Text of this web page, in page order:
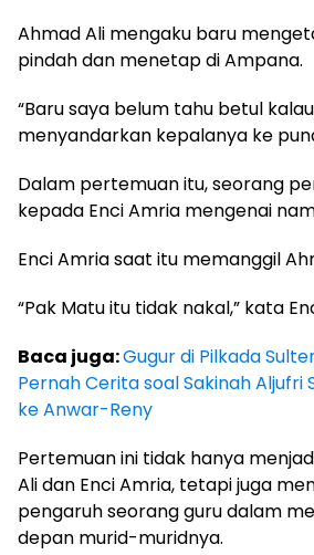
Ahmad Ali mengaku baru
pindah dan menetap di Ampana.
“Baru saya belum tahu betul
menyandarkan kepalanya ke
Dalam pertemuan itu, seorang
kepada Enci Amria mengenai
Enci Amria saat itu memanggil
“Pak Matu itu tidak nakal,” kata
Baca juga:Gugur di Pilkada
Pernah Cerita soal Sakinah Aljufri
ke Anwar-Reny
Pertemuan ini tidak hanya
Ali dan Enci Amria, tetapi juga
pengaruh seorang guru dalam
depan murid-muridnya.